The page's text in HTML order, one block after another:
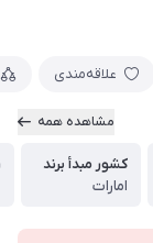
علاقه‌مندی
مشاهده همه
کشور مبدأ برند
امارات